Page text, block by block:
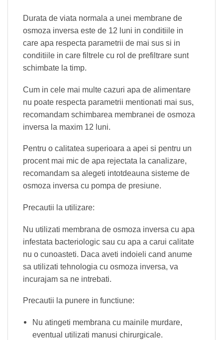
Durata de viata normala a unei membrane de
osmoza inversa este de 12 luni in conditiile in
care apa respecta parametrii de mai sus si in
conditiile in care filtrele cu rol de prefiltrare sunt
schimbate la timp.
Cum in cele mai multe cazuri apa de alimentare
nu poate respecta parametrii mentionati mai sus,
recomandam schimbarea membranei de osmoza
inversa la maxim 12 luni.
Pentru o calitatea superioara a apei si pentru un
procent mai mic de apa rejectata la canalizare,
recomandam sa alegeti intotdeauna sisteme de
osmoza inversa cu pompa de presiune.
Precautii la utilizare:
Nu utilizati membrana de osmoza inversa cu apa
infestata bacteriologic sau cu apa a carui calitate
nu o cunoasteti. Daca aveti indoieli cand anume
sa utilizati tehnologia cu osmoza inversa, va
incurajam sa ne intrebati.
Precautii la punere in functiune:
Nu atingeti membrana cu mainile murdare,
eventual utilizati manusi chirurgicale.